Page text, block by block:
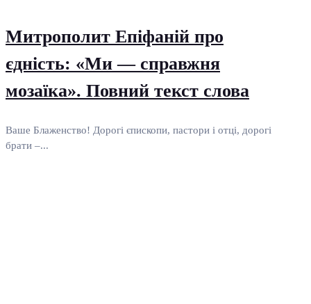
Митрополит Епіфаній про
єдність: «Ми — справжня
мозаїка». Повний текст слова
Ваше Блаженство! Дорогі єпископи, пастори і отці, дорогі
брати –...